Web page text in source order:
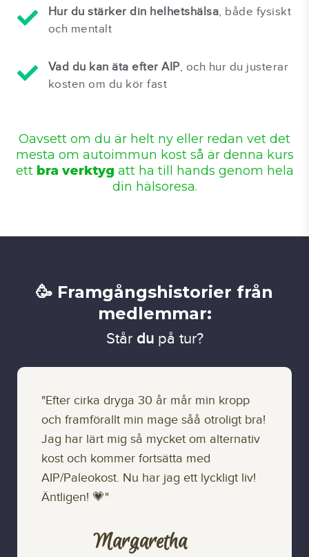
Hur du stärker din helhetshälsa, både fysiskt
och mentalt
Vad du kan äta efter AIP, och hur du justerar
kosten om du kör fast
Oavsett om du är helt ny eller redan vet det
mesta om autoimmun kost så är denna kurs
ett bra verktyg att ha till hands genom hela
din hälsoresa.
🥳 Framgångshistorier från
medlemmar:
Står dupå tur?
"Efter cirka dryga 30 år mår min kropp
och framförallt min mage såå otroligt bra!
Jag har lärt mig så mycket om alternativ
kost och kommer fortsätta med
AIP/Paleokost. Nu har jag ett lyckligt liv!
Äntligen! 💗"
Margaretha